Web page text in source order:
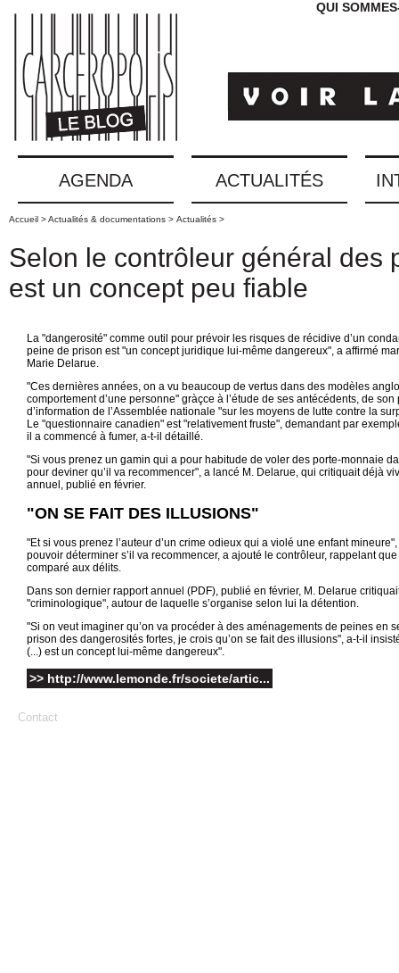
QUI
AGENDA ACTUALITÉS
Accueil >Actualités & documentations > Actualités >
Selon le contrôleur général des
est un concept peu fiable
La "dangerosité" comme outil pour prévoir les risques de récidive d’un
peine de prison est "un concept juridique lui-même dangereux", a affirmé
Marie Delarue.
"Ces dernières années, on a vu beaucoup de vertus dans des modèles
comportement d’une personne" gràçce à l’étude de ses antécédents, de
d’information de l’Assemblée nationale "sur les moyens de lutte contre la
Le "questionnaire canadien" est "relativement fruste", demandant par
il a commencé à fumer, a-t-il détaillé.
"Si vous prenez un gamin qui a pour habitude de voler des porte-monnaie
pour deviner qu’il va recommencer", a lancé M. Delarue, qui critiquait déjà
annuel, publié en février.
"ON SE FAIT DES ILLUSIONS"
"Et si vous prenez l’auteur d’un crime odieux qui a violé une enfant
pouvoir déterminer s’il va recommencer, a ajouté le contrôleur, rappelant
comparé aux délits.
Dans son dernier rapport annuel (PDF), publié en février, M. Delarue
"criminologique", autour de laquelle s’organise selon lui la détention.
"Si on veut imaginer qu’on va procéder à des aménagements de peines en
prison des dangerosités fortes, je crois qu’on se fait des illusions", a-t-il
(...) est un concept lui-même dangereux".
>> http://www.lemonde.fr/societe/artic...
Contact